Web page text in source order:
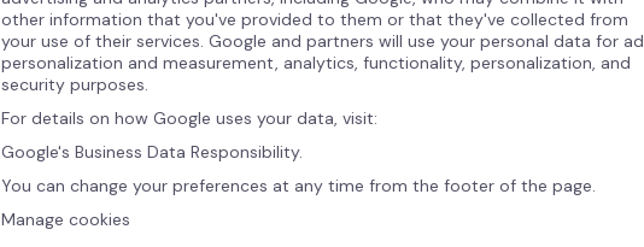
other information that you've provided to them or that they've collected from
your use of their services. Google and partners will use your personal data for ad
personalization and measurement, analytics, functionality, personalization, and
security purposes.
For details on how Google uses your data, visit:
Google's Business Data Responsibility.
You can change your preferences at any time from the footer of the page.
Manage cookies